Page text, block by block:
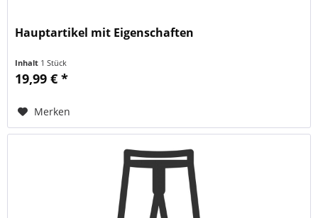
Hauptartikel mit Eigenschaften
Inhalt 1 Stück
19,99 € *
Merken